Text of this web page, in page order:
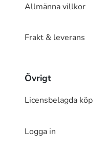
Allmänna villkor
Frakt & leverans
Övrigt
Licensbelagda köp
Logga in